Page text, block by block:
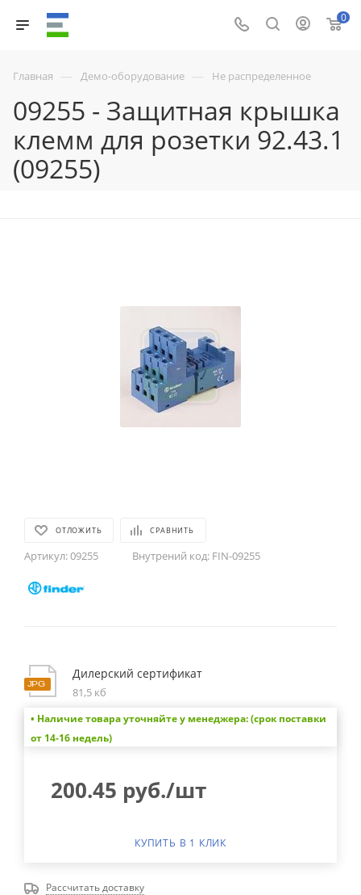
0
Главная — Демо-оборудование — Не распределенное
09255 - Защитная крышка
клемм для розетки 92.43.1
(09255)
ОТЛОЖИТЬ СРАВНИТЬ
Артикул:09255 Внутрений код: FIN-09255
Дилерский сертификат
81,5 кб
• Наличие товара уточняйте у менеджера: (срок поставки
от 14-16 недель)
200.45 руб./шт
КУПИТЬ В 1 КЛИК
Рассчитать доставку